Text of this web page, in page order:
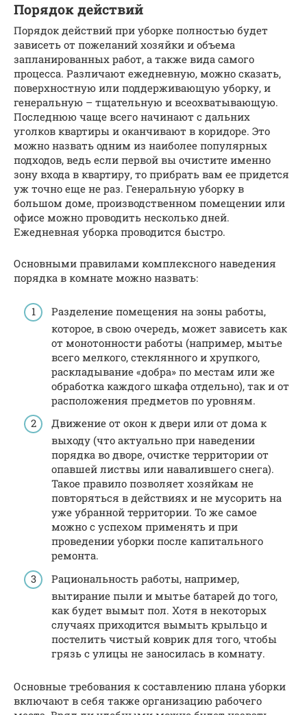
Порядок действий
Порядок действий при уборке полностью будет
зависеть от пожеланий хозяйки и объема
запланированных работ, а также вида самого
процесса. Различают ежедневную, можно сказать,
поверхностную или поддерживающую уборку, и
генеральную – тщательную и всеохватывающую.
Последнюю чаще всего начинают с дальних
уголков квартиры и оканчивают в коридоре. Это
можно назвать одним из наиболее популярных
подходов, ведь если первой вы очистите именно
зону входа в квартиру, то прибрать вам ее придется
уж точно еще не раз. Генеральную уборку в
большом доме, производственном помещении или
офисе можно проводить несколько дней.
Ежедневная уборка проводится быстро.
Основными правилами комплексного наведения
порядка в комнате можно назвать:
Разделение помещения на зоны работы,
которое, в свою очередь, может зависеть как
от монотонности работы (например, мытье
всего мелкого, стеклянного и хрупкого,
раскладывание «добра» по местам или же
обработка каждого шкафа отдельно), так и от
расположения предметов по уровням.
Движение от окон к двери или от дома к
выходу (что актуально при наведении
порядка во дворе, очистке территории от
опавшей листвы или навалившего снега).
Такое правило позволяет хозяйкам не
повторяться в действиях и не мусорить на
уже убранной территории. То же самое
можно с успехом применять и при
проведении уборки после капитального
ремонта.
Рациональность работы, например,
вытирание пыли и мытье батарей до того,
как будет вымыт пол. Хотя в некоторых
случаях приходится вымыть крыльцо и
постелить чистый коврик для того, чтобы
грязь с улицы не заносилась в комнату.
Основные требования к составлению плана уборки
включают в себя также организацию рабочего